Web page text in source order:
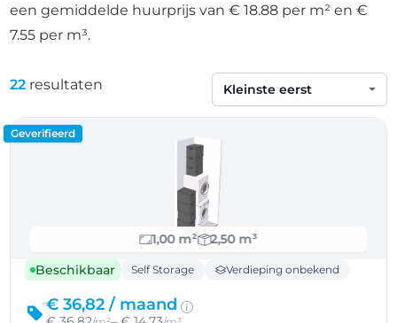
een gemiddelde huurprijs van € 18.88 per m² en €
7.55 per m³.
22 resultaten
Sorteren op
Geverifieerd
1,00 m²
2,50 m³
Beschikbaar
Self Storage Verdieping onbekend
€ 36,82 / maand